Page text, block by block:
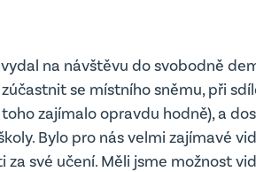
na návštěvu do svobodně
se místního sněmu, při
toho zajímalo opravdu hodně), a
Bylo pro nás velmi zajímavé
své učení. Měli jsme možnost